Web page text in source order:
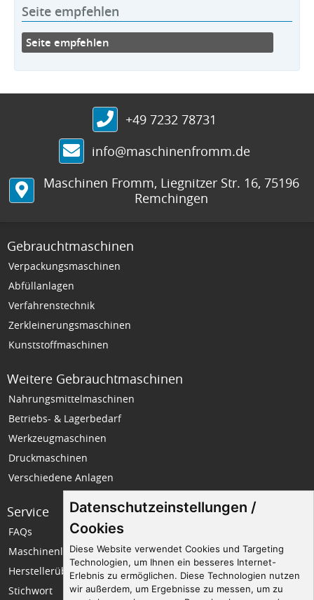
Datenschutzeinstellungen /
Cookies
Diese Website verwendet Cookies und Targeting
Technologien, um Ihnen ein besseres Internet-
Erlebnis zu ermöglichen. Diese Technologien nutzen
wir außerdem, um Ergebnisse zu messen, um zu
Seite empfehlen
Seite empfehlen
+49 7232 78731
info@maschinenfromm.de
Maschinen Fromm, Liegnitzer Str. 16, 75196
Remchingen
Gebrauchtmaschinen
Verpackungsmaschinen
Abfüllanlagen
Verfahrenstechnik
Zerkleinerungsmaschinen
Kunststoffmaschinen
Weitere Gebrauchtmaschinen
Nahrungsmittelmaschinen
Betriebs- & Lagerbedarf
Werkzeugmaschinen
Druckmaschinen
Verschiedene Anlagen
Service
FAQs
Maschinenlexikon
Herstellerübersicht
Stichwort
Unternehmen
Impressum
Datenschutz
Seitenempfehlung